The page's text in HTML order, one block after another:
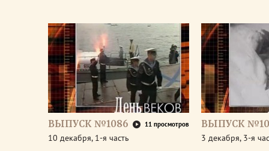
ВЫПУСК №1086 11 просмотров
10 декабря, 1-я часть
ВЫПУСК
3 декабря, 3-я